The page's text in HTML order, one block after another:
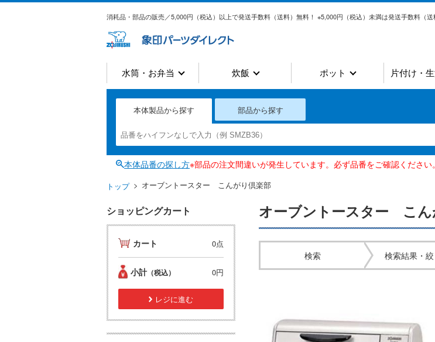
消耗品・部品の販売／5,000円（税込）以上で発送手数料（送料）無料！ ※5,000円（税込）未満は発送手数料（送
水筒・お弁当 炊飯 ポット 片付け・
本体製品から探す 部品から探す
本体品番の探し方※部品の注文間違いが発生しています。必ず品番をご確認ください。
トップ オーブントースター こんがり倶楽部
オーブントースター こん
検索 検索結果・
ショッピングカート
カート 0点
小計 （税込） 0円
レジに進む